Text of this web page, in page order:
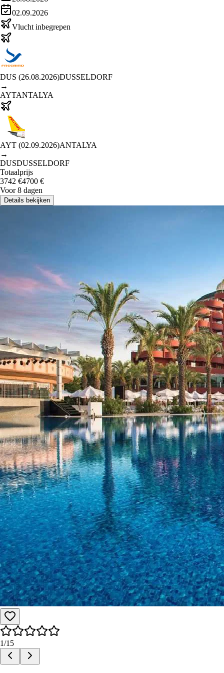
02.09.2026
Vlucht inbegrepen
DUS (26.08.2026)DUSSELDORF
→
AYTANTALYA
AYT (02.09.2026)ANTALYA
→
DUSDUSSELDORF
Totaalprijs
3742 €4700 €
Voor 8 dagen
Details bekijken
1/15